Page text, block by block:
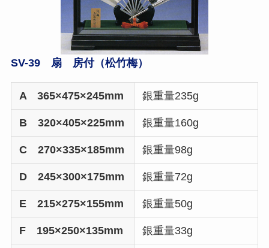
SV-39 扇 房付（松竹梅）
A 365×475×245mm 銀重量235g
B 320×405×225mm 銀重量160g
C 270×335×185mm 銀重量98g
D 245×300×175mm 銀重量72g
E 215×275×155mm 銀重量50g
F 195×250×135mm 銀重量33g